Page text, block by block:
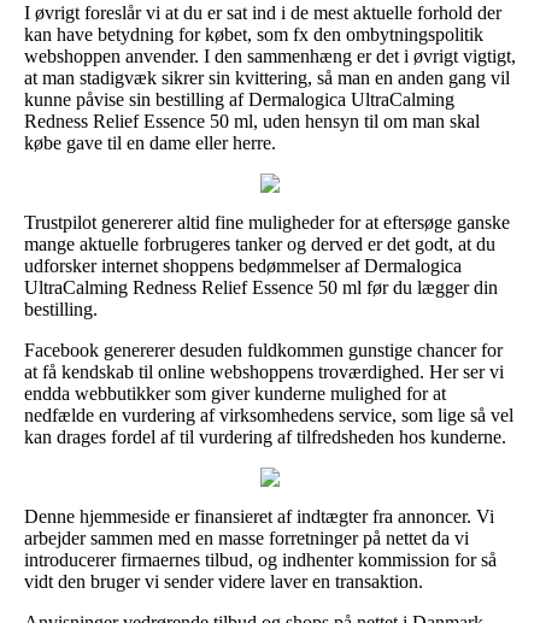
I øvrigt foreslår vi at du er sat ind i de mest aktuelle forhold der
kan have betydning for købet, som fx den ombytningspolitik
webshoppen anvender. I den sammenhæng er det i øvrigt vigtigt,
at man stadigvæk sikrer sin kvittering, så man en anden gang vil
kunne påvise sin bestilling af Dermalogica UltraCalming
Redness Relief Essence 50 ml, uden hensyn til om man skal
købe gave til en dame eller herre.
Trustpilot genererer altid fine muligheder for at eftersøge ganske
mange aktuelle forbrugeres tanker og derved er det godt, at du
udforsker internet shoppens bedømmelser af Dermalogica
UltraCalming Redness Relief Essence 50 ml før du lægger din
bestilling.
Facebook genererer desuden fuldkommen gunstige chancer for
at få kendskab til online webshoppens troværdighed. Her ser vi
endda webbutikker som giver kunderne mulighed for at
nedfælde en vurdering af virksomhedens service, som lige så vel
kan drages fordel af til vurdering af tilfredsheden hos kunderne.
Denne hjemmeside er finansieret af indtægter fra annoncer. Vi
arbejder sammen med en masse forretninger på nettet da vi
introducerer firmaernes tilbud, og indhenter kommission for så
vidt den bruger vi sender videre laver en transaktion.